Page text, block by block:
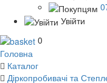
Увійти
0
Головна
Каталог
Діркопробивачі та